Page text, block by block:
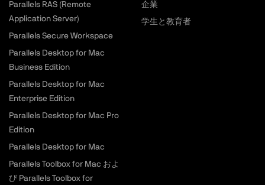
Parallels RAS (Remote
Application Server)
Parallels Secure Workspace
Parallels Desktop for Mac
Business Edition
Parallels Desktop for Mac
Enterprise Edition
Parallels Desktop for Mac Pro
Edition
Parallels Desktop for Mac
Parallels Toolbox for Mac およ
び Parallels Toolbox for
企業
学生と教育者